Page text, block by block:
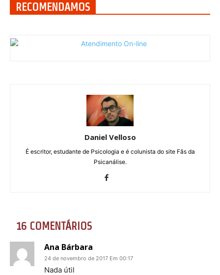
RECOMENDAMOS
Daniel Velloso
É escritor, estudante de Psicologia e é colunista do site Fãs da
Psicanálise.
16 COMENTÁRIOS
Ana Bárbara
24 de novembro de 2017 Em 00:17
Nada útil